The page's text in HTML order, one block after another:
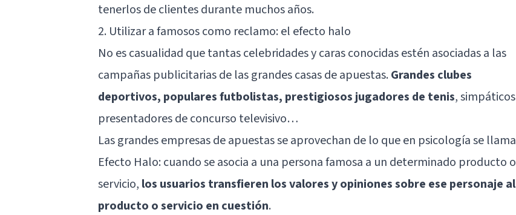
tenerlos de clientes durante muchos años.
2. Utilizar a famosos como reclamo: el efecto halo
No es casualidad que tantas celebridades y caras conocidas estén asociadas a las
campañas publicitarias de las grandes casas de apuestas.Grandes clubes
deportivos, populares futbolistas, prestigiosos jugadores de tenis, simpáticos
presentadores de concurso televisivo…
Las grandes empresas de apuestas se aprovechan de lo que en psicología se llama
Efecto Halo: cuando se asocia a una persona famosa a un determinado producto o
servicio, los usuarios transfieren los valores y opiniones sobre ese personaje al
producto o servicio en cuestión.